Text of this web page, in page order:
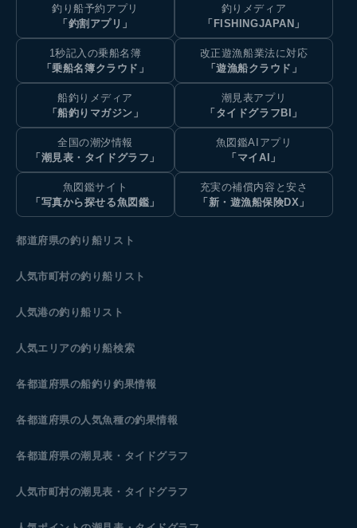
釣り船予約アプリ
「釣割アプリ」
釣りメディア
「FISHINGJAPAN」
1秒記入の乗船名簿
「乗船名簿クラウド」
改正遊漁船業法に対応
「遊漁船クラウド」
船釣りメディア
「船釣りマガジン」
潮見表アプリ
「タイドグラフBI」
全国の潮汐情報
「潮見表・タイドグラフ」
魚図鑑AIアプリ
「マイAI」
魚図鑑サイト
「写真から探せる魚図鑑」
充実の補償内容と安さ
「新・遊漁船保険DX」
都道府県の釣り船リスト
人気市町村の釣り船リスト
人気港の釣り船リスト
人気エリアの釣り船検索
各都道府県の船釣り釣果情報
各都道府県の人気魚種の釣果情報
各都道府県の潮見表 ・タイドグラフ
人気市町村の潮見表・タイドグラフ